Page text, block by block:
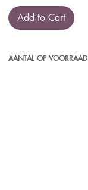
Add to Cart
AANTAL OP VOORRAAD